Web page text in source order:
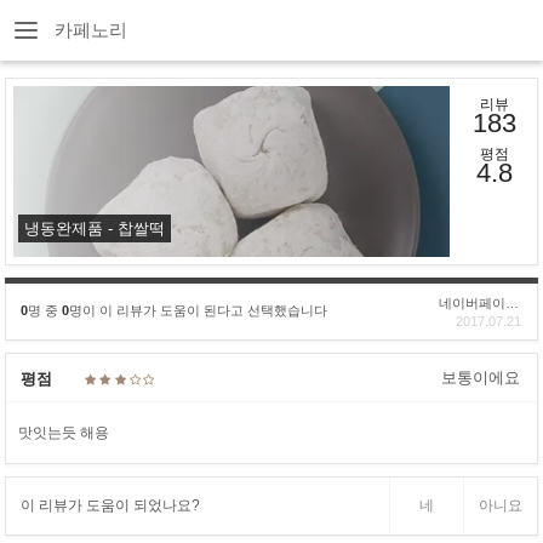
카페노리
냉동완제품 - 찹쌀떡
리뷰
183
평점
4.8
0명 중 0명이 이 리뷰가 도움이 된다고 선택했습니다
2017.07.21
평점 보통이에요
맛잇는듯 해용
이 리뷰가 도움이 되었나요? 네 아니요